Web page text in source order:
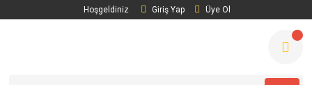
Hoşgeldiniz Giriş Yap Üye Ol